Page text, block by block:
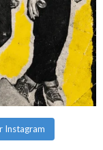
Instagram